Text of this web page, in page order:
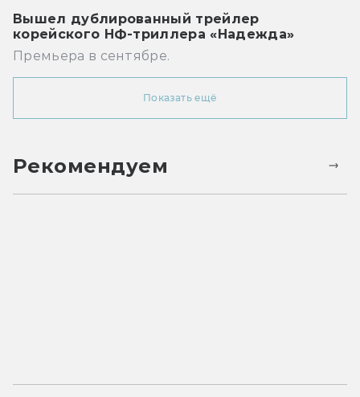
Вышел дублированный трейлер
корейского НФ-триллера «Надежда»
Премьера в сентябре.
Показать ещё
Рекомендуем